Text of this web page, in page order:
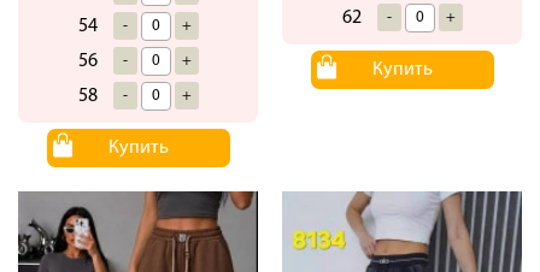
54 - +
56 - +
58 - +
Купить
62 - +
Купить